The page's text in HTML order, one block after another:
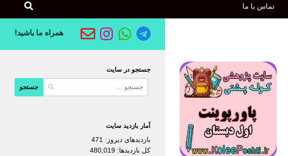
تماس با ما
همراه ما باشید!
جستجو در سایت
آمار بازدید سایت
بازدیدهای دیروز: 471
کل بازدیدها: 480,019